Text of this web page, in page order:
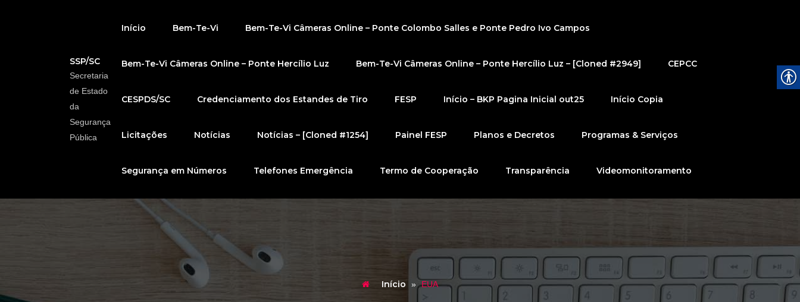
SSP/SC
Secretaria
de Estado
da
Segurança
Pública
Início Bem-Te-Vi Bem-Te-Vi Câmeras Online – Ponte Colombo Salles e Ponte Pedro Ivo Campos
Bem-Te-Vi Câmeras Online – Ponte Hercílio Luz Bem-Te-Vi Câmeras Online – Ponte Hercílio Luz – [Cloned #2949] CEPCC
CESPDS/SC Credenciamento dos Estandes de Tiro FESP Início – BKP Pagina Inicial out25 Início Copia
Licitações Notícias Notícias – [Cloned #1254] Painel FESP Planos e Decretos Programas & Serviços
Segurança em Números Telefones Emergência Termo de Cooperação Transparência Videomonitoramento
Início » EUA